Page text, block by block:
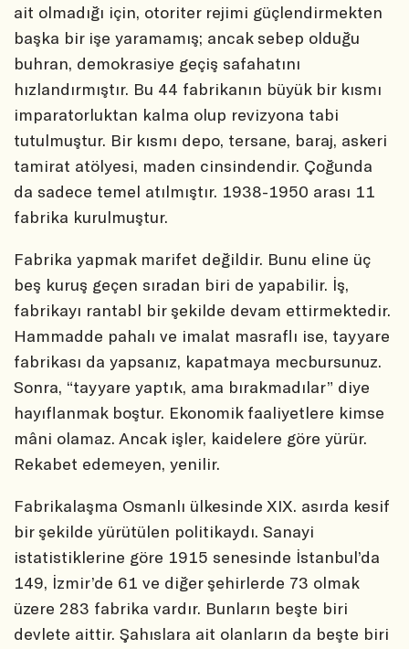
ait olmadığı için, otoriter rejimi güçlendirmekten
başka bir işe yaramamış; ancak sebep olduğu
buhran, demokrasiye geçiş safahatını
hızlandırmıştır. Bu 44 fabrikanın büyük bir kısmı
imparatorluktan kalma olup revizyona tabi
tutulmuştur. Bir kısmı depo, tersane, baraj, askeri
tamirat atölyesi, maden cinsindendir. Çoğunda
da sadece temel atılmıştır. 1938-1950 arası 11
fabrika kurulmuştur.
Fabrika yapmak marifet değildir. Bunu eline üç
beş kuruş geçen sıradan biri de yapabilir. İş,
fabrikayı rantabl bir şekilde devam ettirmektedir.
Hammadde pahalı ve imalat masraflı ise, tayyare
fabrikası da yapsanız, kapatmaya mecbursunuz.
Sonra, “tayyare yaptık, ama bırakmadılar” diye
hayıflanmak boştur. Ekonomik faaliyetlere kimse
mâni olamaz. Ancak işler, kaidelere göre yürür.
Rekabet edemeyen, yenilir.
Fabrikalaşma Osmanlı ülkesinde XIX. asırda kesif
bir şekilde yürütülen politikaydı. Sanayi
istatistiklerine göre 1915 senesinde İstanbul’da
149, İzmir’de 61 ve diğer şehirlerde 73 olmak
üzere 283 fabrika vardır. Bunların beşte biri
devlete aittir. Şahıslara ait olanların da beşte biri